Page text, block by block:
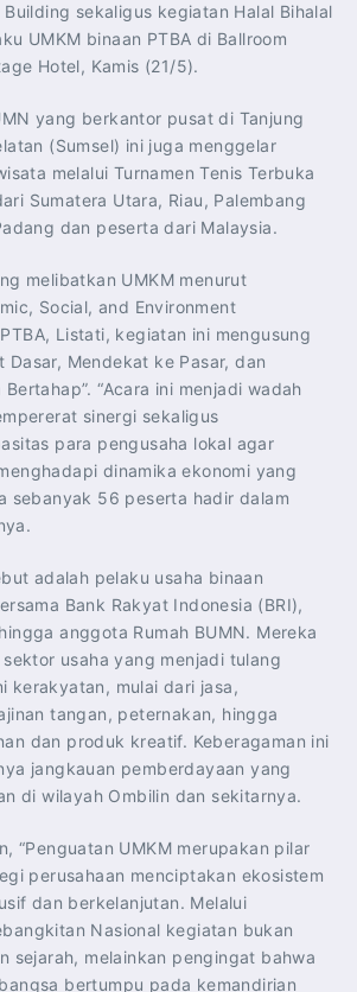
sekaligus kegiatan Halal Bihalal
UMKM binaan PTBA di Ballroom
Hotel, Kamis (21/5).
yang berkantor pusat di Tanjung
(Sumsel) ini juga menggelar
melalui Turnamen Tenis Terbuka
Sumatera Utara, Riau, Palembang
dan peserta dari Malaysia.
melibatkan UMKM menurut
Social, and Environment
Listati, kegiatan ini mengusung
Dasar, Mendekat ke Pasar, dan
“Acara ini menjadi wadah
sinergi sekaligus
para pengusaha lokal agar
dinamika ekonomi yang
sebanyak 56 peserta hadir dalam
adalah pelaku usaha binaan
Bank Rakyat Indonesia (BRI),
anggota Rumah BUMN. Mereka
usaha yang menjadi tulang
kerakyatan, mulai dari jasa,
tangan, peternakan, hingga
dan produk kreatif. Keberagaman ini
jangkauan pemberdayaan yang
di wilayah Ombilin dan sekitarnya.
“Penguatan UMKM merupakan pilar
perusahaan menciptakan ekosistem
dan berkelanjutan. Melalui
Nasional kegiatan bukan
sejarah, melainkan pengingat bahwa
bertumpu pada kemandirian